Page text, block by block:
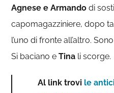
Agnese e Armando di
capomagazziniere, dopo
l’uno di fronte all’altro.
Si baciano eTina li scorge.
Al link trovi le